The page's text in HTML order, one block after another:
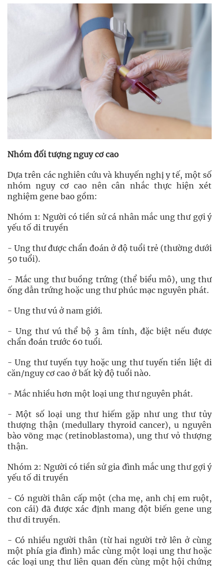
Nhóm đối tượng nguy cơ cao
Dựa trên các nghiên cứu và khuyến nghị y tế, một số
nhóm nguy cơ cao nên cân nhắc thực hiện xét
nghiệm gene bao gồm:
Nhóm 1: Người có tiền sử cá nhân mắc ung thư gợi ý
yếu tố di truyền
- Ung thư được chẩn đoán ở độ tuổi trẻ (thường dưới
50 tuổi).
- Mắc ung thư buồng trứng (thể biểu mô), ung thư
ống dẫn trứng hoặc ung thư phúc mạc nguyên phát.
- Ung thư vú ở nam giới.
- Ung thư vú thể bộ 3 âm tính, đặc biệt nếu được
chẩn đoán trước 60 tuổi.
- Ung thư tuyến tụy hoặc ung thư tuyến tiền liệt di
căn/nguy cơ cao ở bất kỳ độ tuổi nào.
- Mắc nhiều hơn một loại ung thư nguyên phát.
- Một số loại ung thư hiếm gặp như ung thư tủy
thượng thận (medullary thyroid cancer), u nguyên
bào võng mạc (retinoblastoma), ung thư vỏ thượng
thận.
Nhóm 2: Người có tiền sử gia đình mắc ung thư gợi ý
yếu tố di truyền
- Có người thân cấp một (cha mẹ, anh chị em ruột,
con cái) đã được xác định mang đột biến gene ung
thư di truyền.
- Có nhiều người thân (từ hai người trở lên ở cùng
một phía gia đình) mắc cùng một loại ung thư hoặc
các loại ung thư liên quan đến cùng một hội chứng